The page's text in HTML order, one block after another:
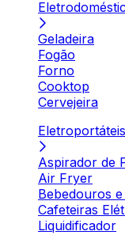
Geladeira
Fogão
Forno
Cooktop
Cervejeira
Eletroportáteis
Aspirador de
Air Fryer
Bebedouros
Cafeteiras
Liquidificador